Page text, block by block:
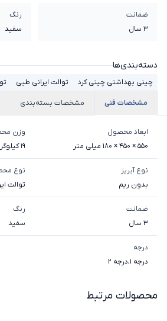
ضمانت
3 سال
رنگ
سفید
دسته‌بندی‌ها
چینی بهداشتی چینی کرد توالت ایرانی طبی
مشخصات فنی مشخصات بسته‌بندی
ابعاد محصول
550 × 450 × 180 میلی متر
وزن
19 کیلوگرم
نوع آبریز
بدون ریم
نوع
توالت
ضمانت
3 سال
رنگ
سفید
درجه
درجه 1 ،درجه 2
محصولات مرتبط